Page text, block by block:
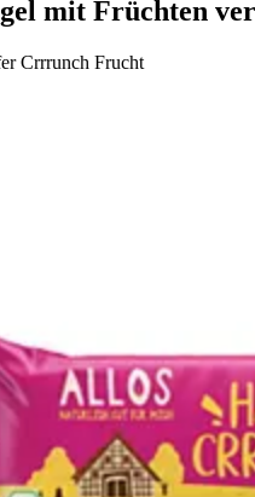
mit Früchten
Crrrunch Frucht